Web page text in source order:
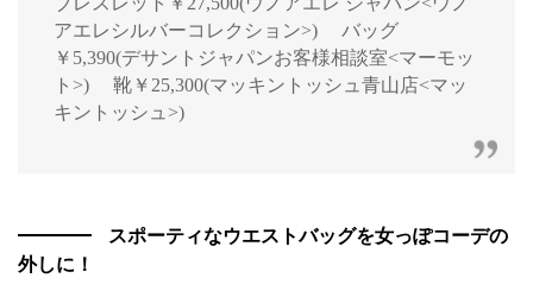
アエレシルバーコレクション>) バッグ
￥5,390(デサントジャパンお客様相談室<マーモッ
ト>) 靴￥25,300(マッキントッシュ青山店<マッ
キントッシュ>)
スポーティなウエストバッグを女っぽコーデの
外しに！